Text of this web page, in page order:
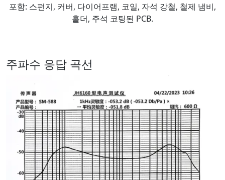
포함: 스펀지, 커버, 다이어프램, 코일, 자석 강철, 철제 냄비,
홀더, 주석 코팅된 PCB.
주파수 응답 곡선